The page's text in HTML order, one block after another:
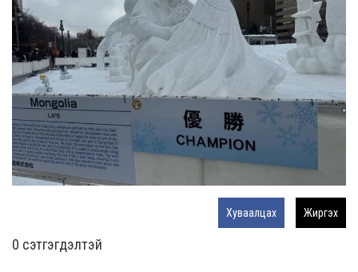
Хуваалцах Жиргэх
0 cэтгэгдэлтэй